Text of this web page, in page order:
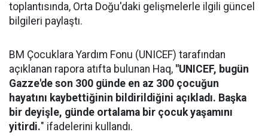
toplantısında, Orta Doğu'daki gelişmelerle ilgili güncel
bilgileri paylaştı.
BM Çocuklara Yardım Fonu (UNICEF) tarafından
açıklanan rapora atıfta bulunan Haq, "UNICEF, bugün
Gazze'de son 300 günde en az 300 çocuğun
hayatını kaybettiğinin bildirildiğini açıkladı. Başka
bir deyişle, günde ortalama bir çocuk yaşamını
yitirdi." ifadelerini kullandı.